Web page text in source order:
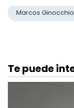
Marcos Ginocchio